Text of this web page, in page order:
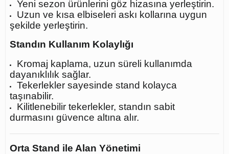
Yeni sezon ürünlerini göz hizasına yerleştirin.
Uzun ve kısa elbiseleri askı kollarına uygun
şekilde yerleştirin.
Standın Kullanım Kolaylığı
Kromaj kaplama, uzun süreli kullanımda
dayanıklılık sağlar.
Tekerlekler sayesinde stand kolayca
taşınabilir.
Kilitlenebilir tekerlekler, standın sabit
durmasını güvence altına alır.
Orta Stand ile Alan Yönetimi